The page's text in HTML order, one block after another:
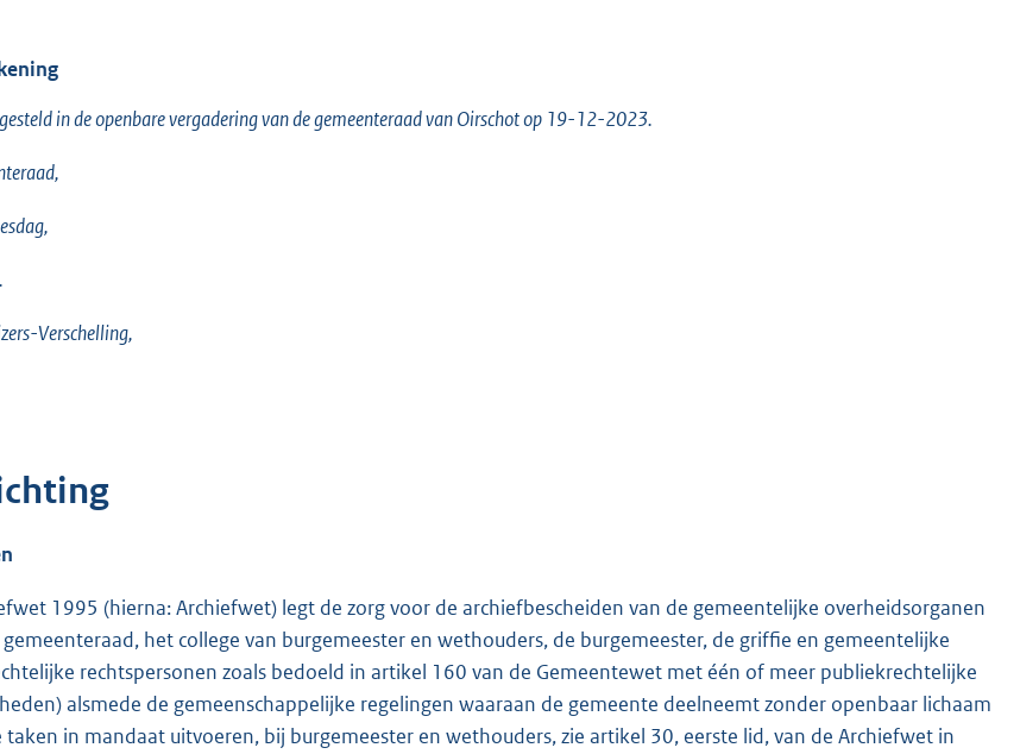
in de openbare vergadering van de gemeenteraad van Oirschot op 19-12-2023.
Verschelling,
1995 (hierna: Archiefwet) legt de zorg voor de archiefbescheiden van de gemeentelijke overheidsorganen
gemeenteraad, het college van burgemeester en wethouders, de burgemeester, de griffie en gemeentelijke
rechtspersonen zoals bedoeld in artikel 160 van de Gemeentewet met één of meer publiekrechtelijke
alsmede de gemeenschappelijke regelingen waaraan de gemeente deelneemt zonder openbaar lichaam
in mandaat uitvoeren, bij burgemeester en wethouders, zie artikel 30, eerste lid, van de Archiefwet in